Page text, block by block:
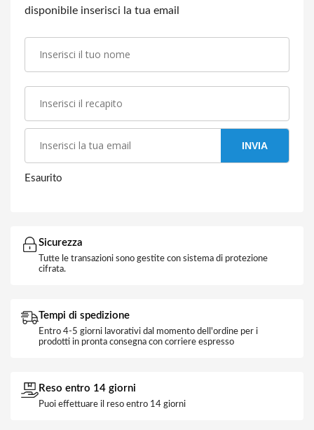
disponibile inserisci la tua email
INVIA
Esaurito
Sicurezza
Tutte le transazioni sono gestite con sistema di protezione
cifrata.
Tempi di spedizione
Entro 4-5 giorni lavorativi dal momento dell'ordine per i
prodotti in pronta consegna con corriere espresso
Reso entro 14 giorni
Puoi effettuare il reso entro 14 giorni